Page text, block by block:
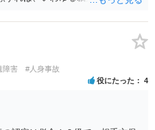
障害 #人身事故
役にたった 4